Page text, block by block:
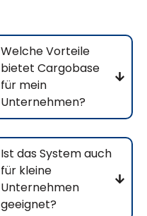
Welche Vorteile
bietet Cargobase
für mein
Unternehmen?
Ist das System auch
für kleine
Unternehmen
geeignet?